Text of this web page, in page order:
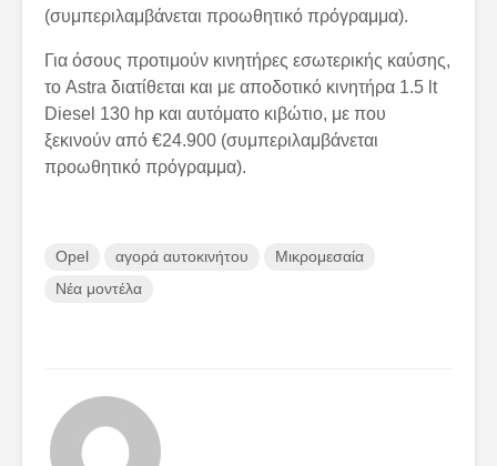
(συμπεριλαμβάνεται προωθητικό πρόγραμμα).
Για όσους προτιμούν κινητήρες εσωτερικής καύσης,
το Astra διατίθεται και με αποδοτικό κινητήρα 1.5 lt
Diesel 130 hp και αυτόματο κιβώτιο, με που
ξεκινούν από €24.900 (συμπεριλαμβάνεται
προωθητικό πρόγραμμα).
Opel αγορά αυτοκινήτου
Μικρομεσαία
Νέα μοντέλα